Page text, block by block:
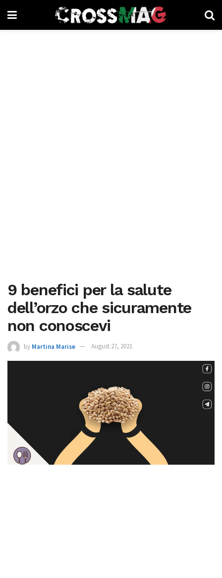
9 benefici per la salute
dell’orzo che sicuramente
non conoscevi
by Martina Marise August 27, 2021